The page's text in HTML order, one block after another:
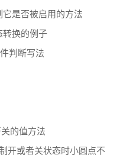
是否被启用的方法
转换的例子
判断写法
的值方法
开或者关状态时小圆点不